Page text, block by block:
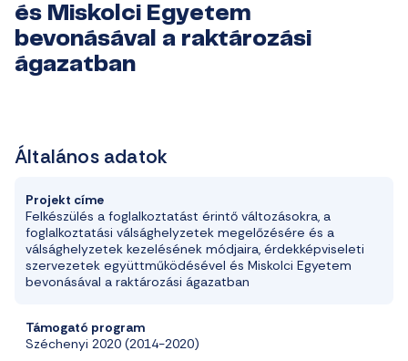
és Miskolci Egyetem
bevonásával a raktározási
ágazatban
Általános adatok
Projekt címe
Felkészülés a foglalkoztatást érintő változásokra, a
foglalkoztatási válsághelyzetek megelőzésére és a
válsághelyzetek kezelésének módjaira, érdekképviseleti
szervezetek együttműködésével és Miskolci Egyetem
bevonásával a raktározási ágazatban
Támogató program
Széchenyi 2020 (2014-2020)